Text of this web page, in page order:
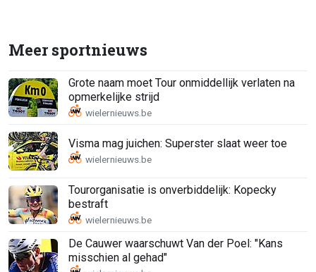
Meer sportnieuws
Grote naam moet Tour onmiddellijk verlaten na
opmerkelijke strijd
Visma mag juichen: Superster slaat weer toe
Tourorganisatie is onverbiddelijk: Kopecky
bestraft
De Cauwer waarschuwt Van der Poel: "Kans
misschien al gehad"